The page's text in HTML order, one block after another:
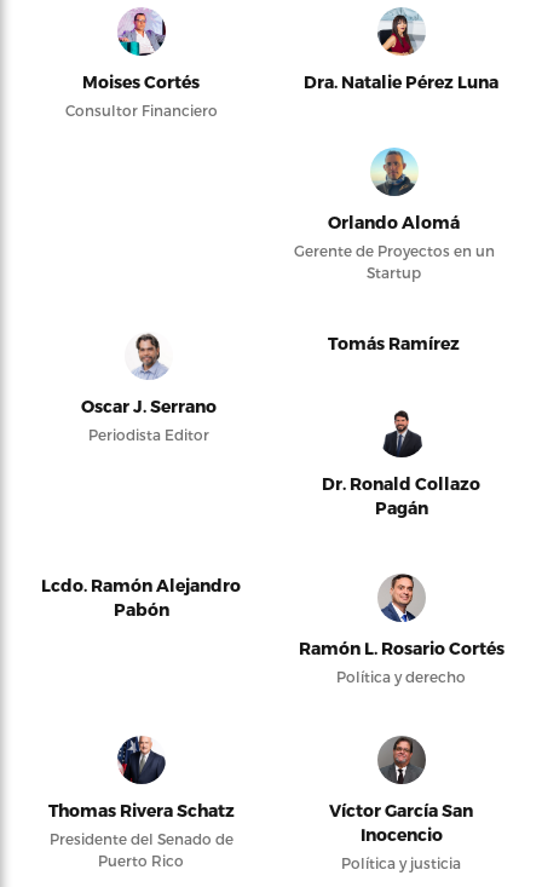
Moises Cortés
Consultor Financiero
Dra. Natalie Pérez Luna
Orlando Alomá
Gerente de Proyectos en un
Startup
Oscar J. Serrano
Periodista Editor
Tomás Ramírez
Dr. Ronald Collazo
Pagán
Lcdo. Ramón Alejandro
Pabón
Ramón L. Rosario Cortés
Política y derecho
Thomas Rivera Schatz
Presidente del Senado de
Puerto Rico
Víctor García San
Inocencio
Política y justicia